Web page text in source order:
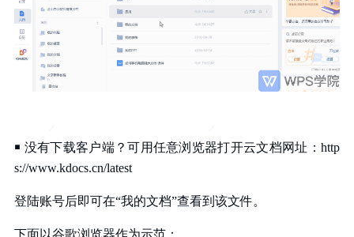
￭ 没有下载客户端？可用任意浏览器打开云文档网址： http
s://www.kdocs.cn/latest
登陆账号后即可在“我的文档”查看到该文件。
下面以谷歌浏览器作为示范：